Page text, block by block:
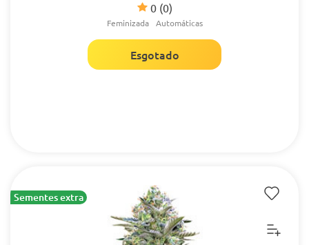
0 (0)
Feminizada Automáticas
Esgotado
Sementes extra